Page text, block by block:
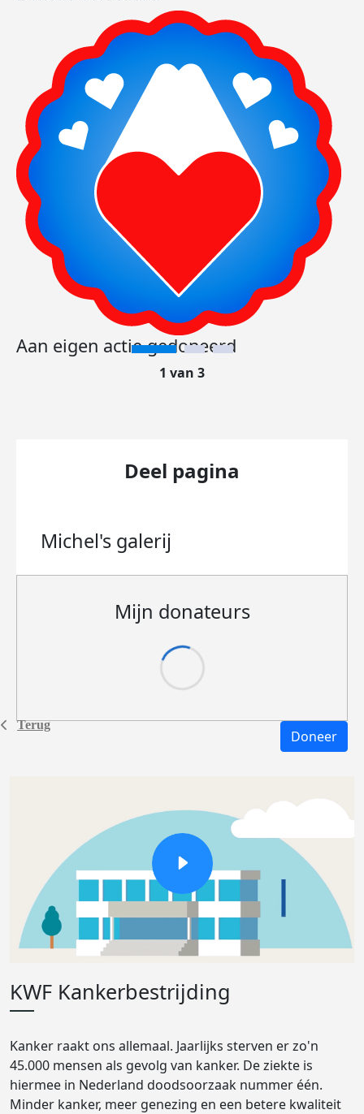
Terug
Aan eigen actie gedoneerd
1 van 3
Deel pagina
Michel's galerij
Mijn donateurs
Doneer
KWF Kankerbestrijding
Kanker raakt ons allemaal. Jaarlijks sterven er zo'n
45.000 mensen als gevolg van kanker. De ziekte is
hiermee in Nederland doodsoorzaak nummer één.
Minder kanker, meer genezing en een betere kwaliteit